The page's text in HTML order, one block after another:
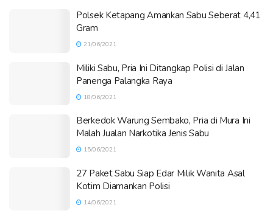
Polsek Ketapang Amankan Sabu Seberat 4,41
Gram
21/06/2021
Miliki Sabu, Pria Ini Ditangkap Polisi di Jalan
Panenga Palangka Raya
18/06/2021
Berkedok Warung Sembako, Pria di Mura Ini
Malah Jualan Narkotika Jenis Sabu
15/06/2021
27 Paket Sabu Siap Edar Milik Wanita Asal
Kotim Diamankan Polisi
14/06/2021